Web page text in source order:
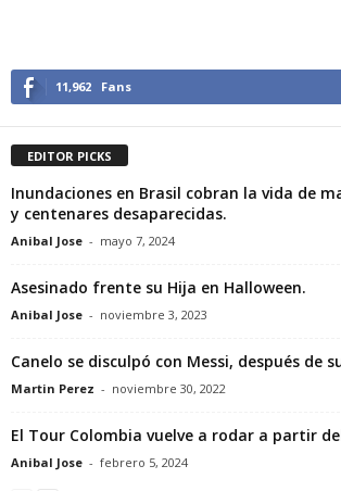
11,962 Fans
EDITOR PICKS
Inundaciones en Brasil cobran la vida de
y centenares desaparecidas.
Anibal Jose - mayo 7, 2024
Asesinado frente su Hija en Halloween.
Anibal Jose - noviembre 3, 2023
Canelo se disculpó con Messi, después de
Martin Perez - noviembre 30, 2022
El Tour Colombia vuelve a rodar a partir
Anibal Jose - febrero 5, 2024